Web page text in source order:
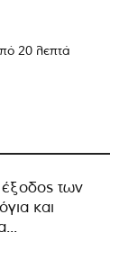
20 λεπτά
των
και